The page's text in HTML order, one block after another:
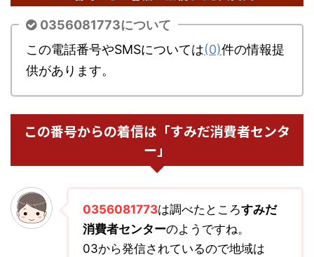
0356081773について
この電話番号やSMSについては(0)件の情報提
供があります。
この番号からの着信は「すみだ消費者センタ
ー」
0356081773は調べたところすみだ
消費者センターのようですね。
03から発信されているので地域は